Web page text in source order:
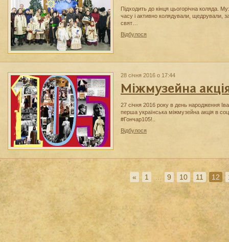
Підходить до кінця цьогорічна коляда.
часу і активно колядували, щедрували,
свят…
Відбулося
28 січня 2016 о 17:44
Міжмузейна
27 січня 2016 року в день народження
перша українська міжмузейна акція в
#Гончар105!..
Відбулося
« 1 9 10 11 12